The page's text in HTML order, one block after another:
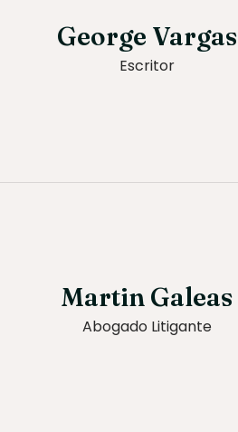
George Vargas
Escritor
Martin Galeas
Abogado Litigante